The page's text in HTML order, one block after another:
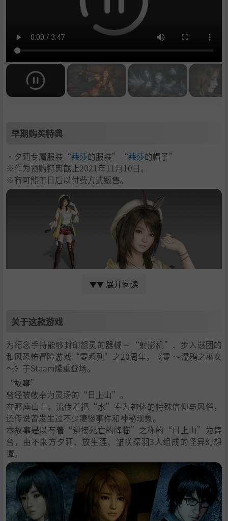
早期购买特典
‧夕莉专属服装“莱莎的服装”“莱莎的帽子”
※作为预购特典截止2021年11月10日。
※有可能于日后以付费方式贩售。
“数位豪华版组合内容”
●20周年纪念版影音册
能够在游戏中鉴赏收录于“零”系列各作品的美术设计，以
及BGM等的《20周年纪念版影音册》。
●历代角色服装组合
可于游戏中使用历代角色的服装。
‧“天仓澪的服装”（《FATAL FRAME Ⅱ Crimson Butterfl
y》）
‧“黑泽怜的服装”（《FATAL FRAME Ⅲ The Tormente
d》）
‧“雏咲深红的服装1”（『FATAL FRAME》）
‧“雏咲深红的服装2”（《FATAL FRAME》）
‧“天仓茧的服装”（《FATAL FRAME Ⅱ Crimson Butterfl
y》）
‧“天仓萤的服装”（《FATAL FRAME Ⅲ The Tormente
d》）
▼▼ 展开阅读
关于这款游戏
为纪念手持能够封印怨灵的器械 -- “射影机”、步入谜团的
和风恐怖冒险游戏“零系列”之20周年，《零 ～濡鸦之巫女
～》于Steam隆重登场。
“故事”
曾经被敬奉为灵场的“日上山”。
在那座山上，流传着把“水”奉为神体的特殊信仰与风俗，
还传说曾发生过不少凄惨事件和神秘现象。
本故事是以有着“迎接死亡的降临”之称的“日上山”为舞
台，由不来方夕莉、放生莲、雏咲深羽3人组成的怪异幻想
谭。